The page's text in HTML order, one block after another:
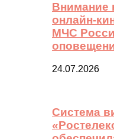
Внимание
онлайн-
МЧС
24.07.2026
Система